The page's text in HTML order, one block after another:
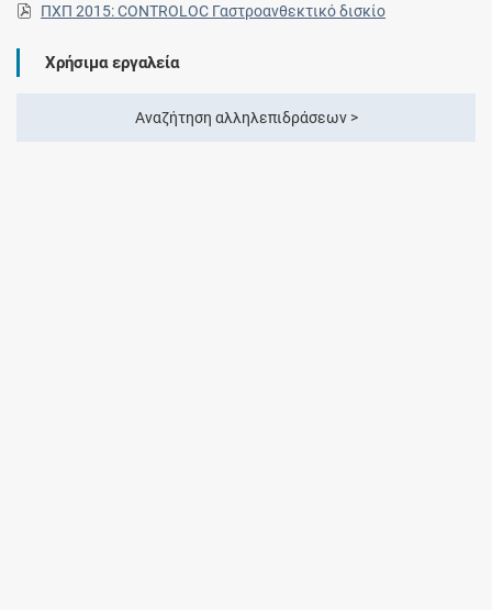
ΠΧΠ 2015: CONTROLOC Γαστροανθεκτικό δισκίο
Χρήσιμα εργαλεία
Αναζήτηση αλληλεπιδράσεων >